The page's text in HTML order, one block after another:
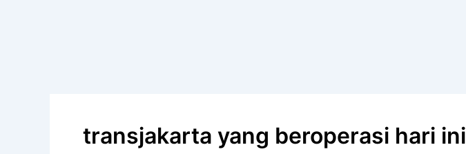
transjakarta yang beroperasi hari ini